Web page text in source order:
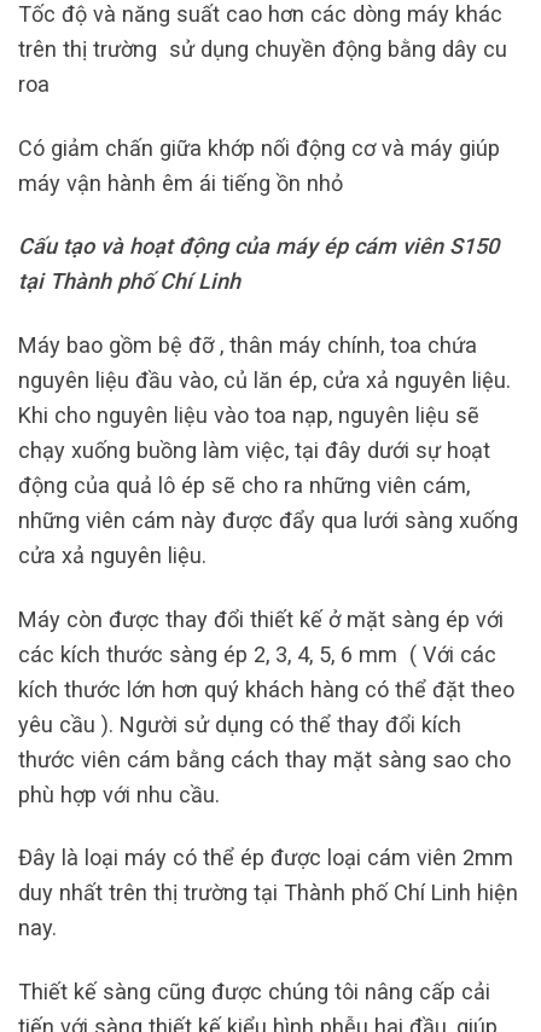
Tốc độ và năng suất cao hơn các dòng máy khác
trên thị trường sử dụng chuyền động bằng dây cu
roa
Có giảm chấn giữa khớp nối động cơ và máy giúp
máy vận hành êm ái tiếng ồn nhỏ
Cấu tạo và hoạt động của máy ép cám viên S150
tại Thành phố Chí Linh
Máy bao gồm bệ đỡ , thân máy chính, toa chứa
nguyên liệu đầu vào, củ lăn ép, cửa xả nguyên liệu.
Khi cho nguyên liệu vào toa nạp, nguyên liệu sẽ
chạy xuống buồng làm việc, tại đây dưới sự hoạt
động của quả lô ép sẽ cho ra những viên cám,
những viên cám này được đẩy qua lưới sàng xuống
cửa xả nguyên liệu.
Máy còn được thay đổi thiết kế ở mặt sàng ép với
các kích thước sàng ép 2, 3, 4, 5, 6 mm ( Với các
kích thước lớn hơn quý khách hàng có thể đặt theo
yêu cầu ). Người sử dụng có thể thay đổi kích
thước viên cám bằng cách thay mặt sàng sao cho
phù hợp với nhu cầu.
Đây là loại máy có thể ép được loại cám viên 2mm
duy nhất trên thị trường tại Thành phố Chí Linh hiện
nay.
Thiết kế sàng cũng được chúng tôi nâng cấp cải
tiến với sàng thiết kế kiểu hình phễu hai đầu, giúp